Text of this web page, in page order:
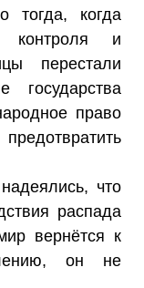
тогда, когда
контроля и
перестали
государства
право
что
распада
вернётся к
он не